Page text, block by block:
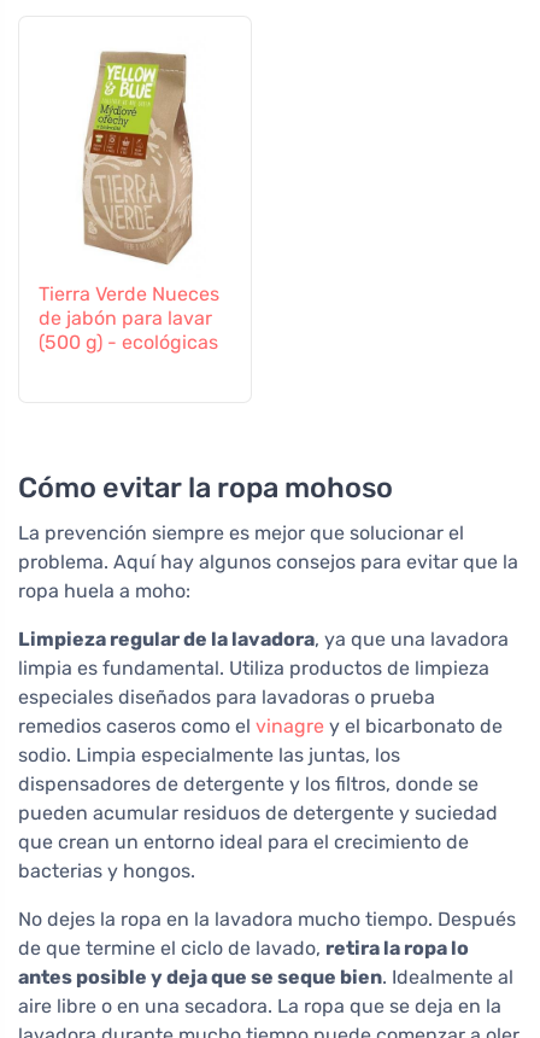
Tierra Verde Nueces
de jabón para lavar
(500 g) - ecológicas
Cómo evitar la ropa mohoso
La prevención siempre es mejor que solucionar el
problema. Aquí hay algunos consejos para evitar que la
ropa huela a moho:
Limpieza regular de la lavadora, ya que una lavadora
limpia es fundamental. Utiliza productos de limpieza
especiales diseñados para lavadoras o prueba
remedios caseros como el vinagre y el bicarbonato de
sodio. Limpia especialmente las juntas, los
dispensadores de detergente y los filtros, donde se
pueden acumular residuos de detergente y suciedad
que crean un entorno ideal para el crecimiento de
bacterias y hongos.
No dejes la ropa en la lavadora mucho tiempo. Después
de que termine el ciclo de lavado, retira la ropa lo
antes posible y deja que se seque bien. Idealmente al
aire libre o en una secadora. La ropa que se deja en la